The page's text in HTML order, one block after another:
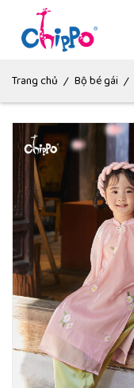
Trang chủ | Bộ bé gái |